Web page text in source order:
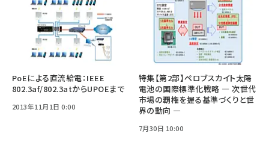
PoEによる直流給電：IEEE
802.3af/802.3atからUPOEまで
2013年11月1日 0:00
特集【第2部】ペロブスカイト太陽
電池の国際標準化戦略 ― 次世代
市場の覇権を握る基準づくりと世
界の動向 ―
7月30日 10:00